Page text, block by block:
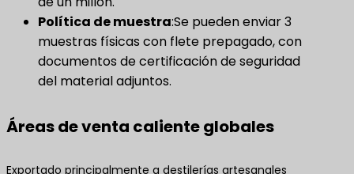
Política de muestra​:Se pueden enviar 3
muestras físicas con flete prepagado, con
documentos de certificación de seguridad
del material adjuntos.
Áreas de venta caliente globales
Exportado principalmente a destilerías artesanales